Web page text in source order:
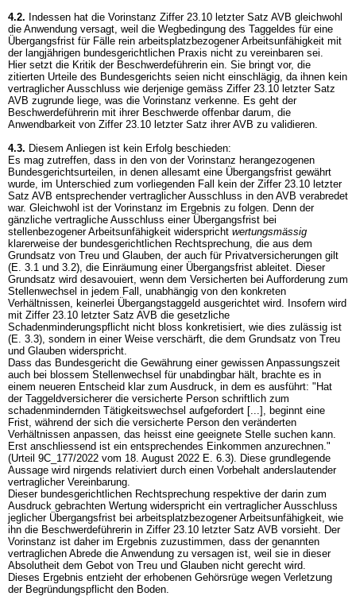
4.2. Indessen hat die Vorinstanz Ziffer 23.10 letzter Satz AVB gleichwohl
die Anwendung versagt, weil die Wegbedingung des Taggeldes für eine
Übergangsfrist für Fälle rein arbeitsplatzbezogener Arbeitsunfähigkeit mit
der langjährigen bundesgerichtlichen Praxis nicht zu vereinbaren sei.
Hier setzt die Kritik der Beschwerdeführerin ein. Sie bringt vor, die
zitierten Urteile des Bundesgerichts seien nicht einschlägig, da ihnen kein
vertraglicher Ausschluss wie derjenige gemäss Ziffer 23.10 letzter Satz
AVB zugrunde liege, was die Vorinstanz verkenne. Es geht der
Beschwerdeführerin mit ihrer Beschwerde offenbar darum, die
Anwendbarkeit von Ziffer 23.10 letzter Satz ihrer AVB zu validieren.
4.3. Diesem Anliegen ist kein Erfolg beschieden:
Es mag zutreffen, dass in den von der Vorinstanz herangezogenen
Bundesgerichtsurteilen, in denen allesamt eine Übergangsfrist gewährt
wurde, im Unterschied zum vorliegenden Fall kein der Ziffer 23.10 letzter
Satz AVB entsprechender vertraglicher Ausschluss in den AVB verabredet
war. Gleichwohl ist der Vorinstanz im Ergebnis zu folgen. Denn der
gänzliche vertragliche Ausschluss einer Übergangsfrist bei
stellenbezogener Arbeitsunfähigkeit widerspricht wertungsmässig
klarerweise der bundesgerichtlichen Rechtsprechung, die aus dem
Grundsatz von Treu und Glauben, der auch für Privatversicherungen gilt
(E. 3.1 und 3.2), die Einräumung einer Übergangsfrist ableitet. Dieser
Grundsatz wird desavouiert, wenn dem Versicherten bei Aufforderung zum
Stellenwechsel in jedem Fall, unabhängig von den konkreten
Verhältnissen, keinerlei Übergangstaggeld ausgerichtet wird. Insofern wird
mit Ziffer 23.10 letzter Satz AVB die gesetzliche
Schadenminderungspflicht nicht bloss konkretisiert, wie dies zulässig ist
(E. 3.3), sondern in einer Weise verschärft, die dem Grundsatz von Treu
und Glauben widerspricht.
Dass das Bundesgericht die Gewährung einer gewissen Anpassungszeit
auch bei blossem Stellenwechsel für unabdingbar hält, brachte es in
einem neueren Entscheid klar zum Ausdruck, in dem es ausführt: "Hat
der Taggeldversicherer die versicherte Person schriftlich zum
schadenmindernden Tätigkeitswechsel aufgefordert [...], beginnt eine
Frist, während der sich die versicherte Person den veränderten
Verhältnissen anpassen, das heisst eine geeignete Stelle suchen kann.
Erst anschliessend ist ein entsprechendes Einkommen anzurechnen."
(Urteil 9C_177/2022 vom 18. August 2022 E. 6.3). Diese grundlegende
Aussage wird nirgends relativiert durch einen Vorbehalt anderslautender
vertraglicher Vereinbarung.
Dieser bundesgerichtlichen Rechtsprechung respektive der darin zum
Ausdruck gebrachten Wertung widerspricht ein vertraglicher Ausschluss
jeglicher Übergangsfrist bei arbeitsplatzbezogener Arbeitsunfähigkeit, wie
ihn die Beschwerdeführerin in Ziffer 23.10 letzter Satz AVB vorsieht. Der
Vorinstanz ist daher im Ergebnis zuzustimmen, dass der genannten
vertraglichen Abrede die Anwendung zu versagen ist, weil sie in dieser
Absolutheit dem Gebot von Treu und Glauben nicht gerecht wird.
Dieses Ergebnis entzieht der erhobenen Gehörsrüge wegen Verletzung
der Begründungspflicht den Boden.